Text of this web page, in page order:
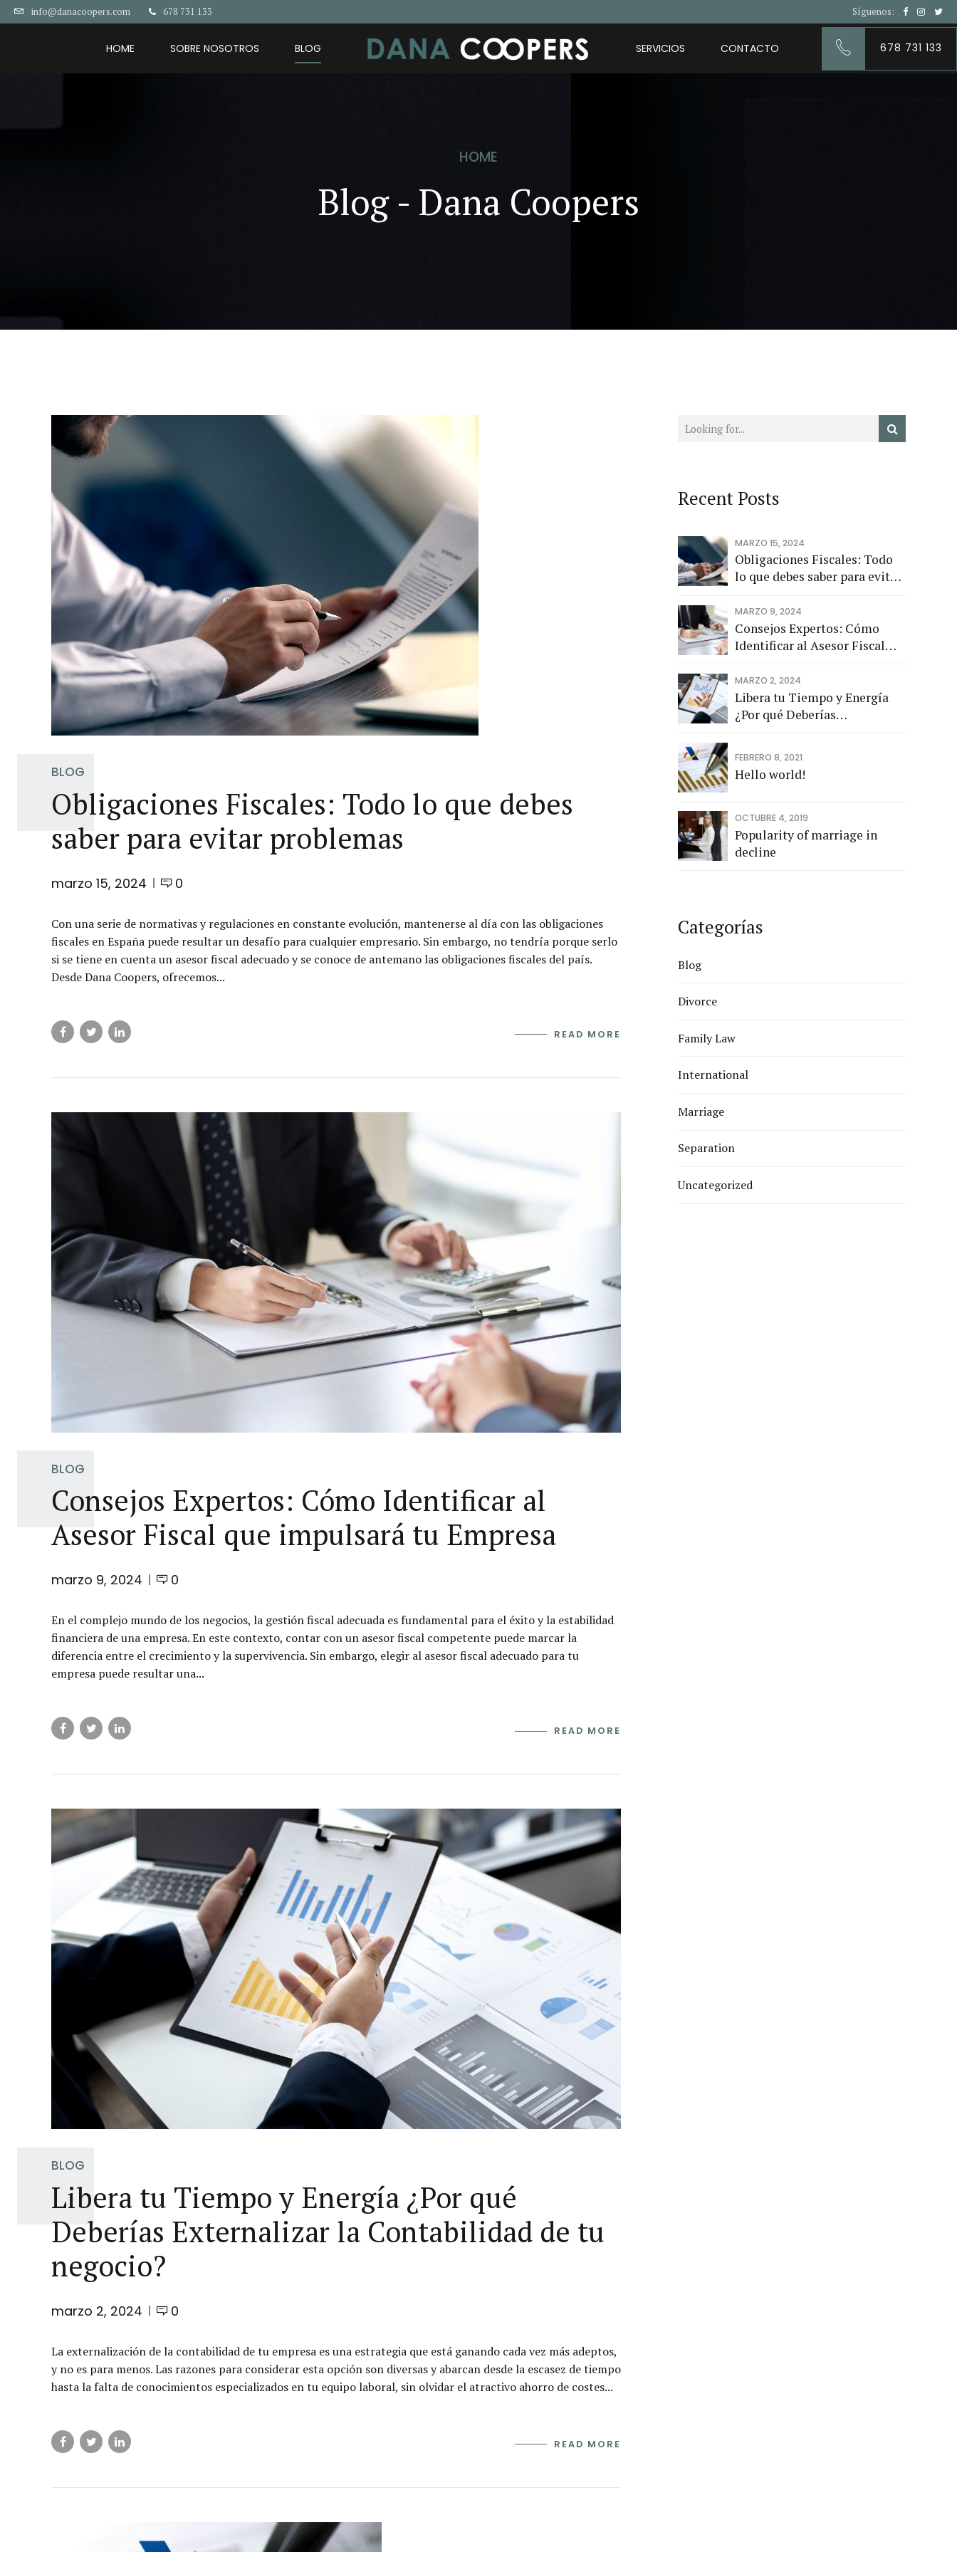
info@danacoopers.com 678 731 133 Síguenos:
678 731 133
HOME SOBRE NOSOTROS BLOG SERVICIOS CONTACTO
HOME
Blog - Dana Coopers
BLOG
Obligaciones Fiscales: Todo lo que debes
saber para evitar problemas
marzo 15, 2024 0
Con una serie de normativas y regulaciones en constante evolución, mantenerse al día con las obligaciones
fiscales en España puede resultar un desafío para cualquier empresario. Sin embargo, no tendría porque serlo
si se tiene en cuenta un asesor fiscal adecuado y se conoce de antemano las obligaciones fiscales del país.
Desde Dana Coopers, ofrecemos...
READ MORE
BLOG
Consejos Expertos: Cómo Identificar al
Asesor Fiscal que impulsará tu Empresa
marzo 9, 2024 0
En el complejo mundo de los negocios, la gestión fiscal adecuada es fundamental para el éxito y la estabilidad
financiera de una empresa. En este contexto, contar con un asesor fiscal competente puede marcar la
diferencia entre el crecimiento y la supervivencia. Sin embargo, elegir al asesor fiscal adecuado para tu
empresa puede resultar una...
READ MORE
BLOG
Libera tu Tiempo y Energía ¿Por qué
Deberías Externalizar la Contabilidad de tu
negocio?
marzo 2, 2024 0
La externalización de la contabilidad de tu empresa es una estrategia que está ganando cada vez más adeptos,
y no es para menos. Las razones para considerar esta opción son diversas y abarcan desde la escasez de tiempo
hasta la falta de conocimientos especializados en tu equipo laboral, sin olvidar el atractivo ahorro de costes...
READ MORE
Recent Posts
MARZO 15, 2024
Obligaciones Fiscales: Todo
lo que debes saber para evitar
MARZO 9, 2024
Consejos Expertos: Cómo
Identificar al Asesor Fiscal
MARZO 2, 2024
Libera tu Tiempo y Energía
¿Por qué Deberías
FEBRERO 8, 2021
Hello world!
OCTUBRE 4, 2019
Popularity of marriage in
decline
Categorías
Blog
Divorce
Family Law
International
Marriage
Separation
Uncategorized